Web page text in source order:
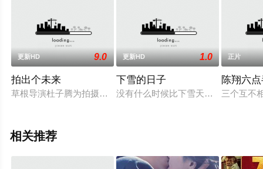
至豆瓣电影、电视猫或剧情网等平台了解。
。
更新HD 9.0
拍出个未来
草根导演杜子腾为拍摄自己的首部电影，与同样拥有影视梦的
更新HD 1.0
下雪的日子
没有什么时候比下雪天更酷的了，它
正片
陈翔六
三个互不
相关推荐